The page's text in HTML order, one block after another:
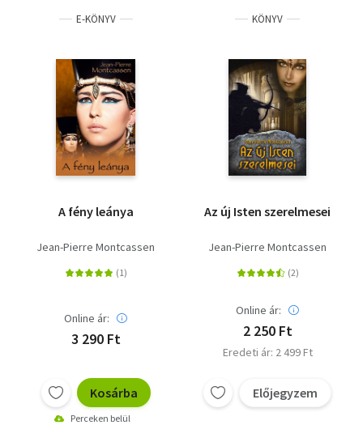
E-KÖNYV
A fény leánya
Jean-Pierre Montcassen
Online ár:
3 290 Ft
Kosárba
Perceken belül
KÖNYV
Az új Isten szerelmesei
Jean-Pierre Montcassen
Online ár:
2 250 Ft
Eredeti ár: 2 499 Ft
Előjegyzem